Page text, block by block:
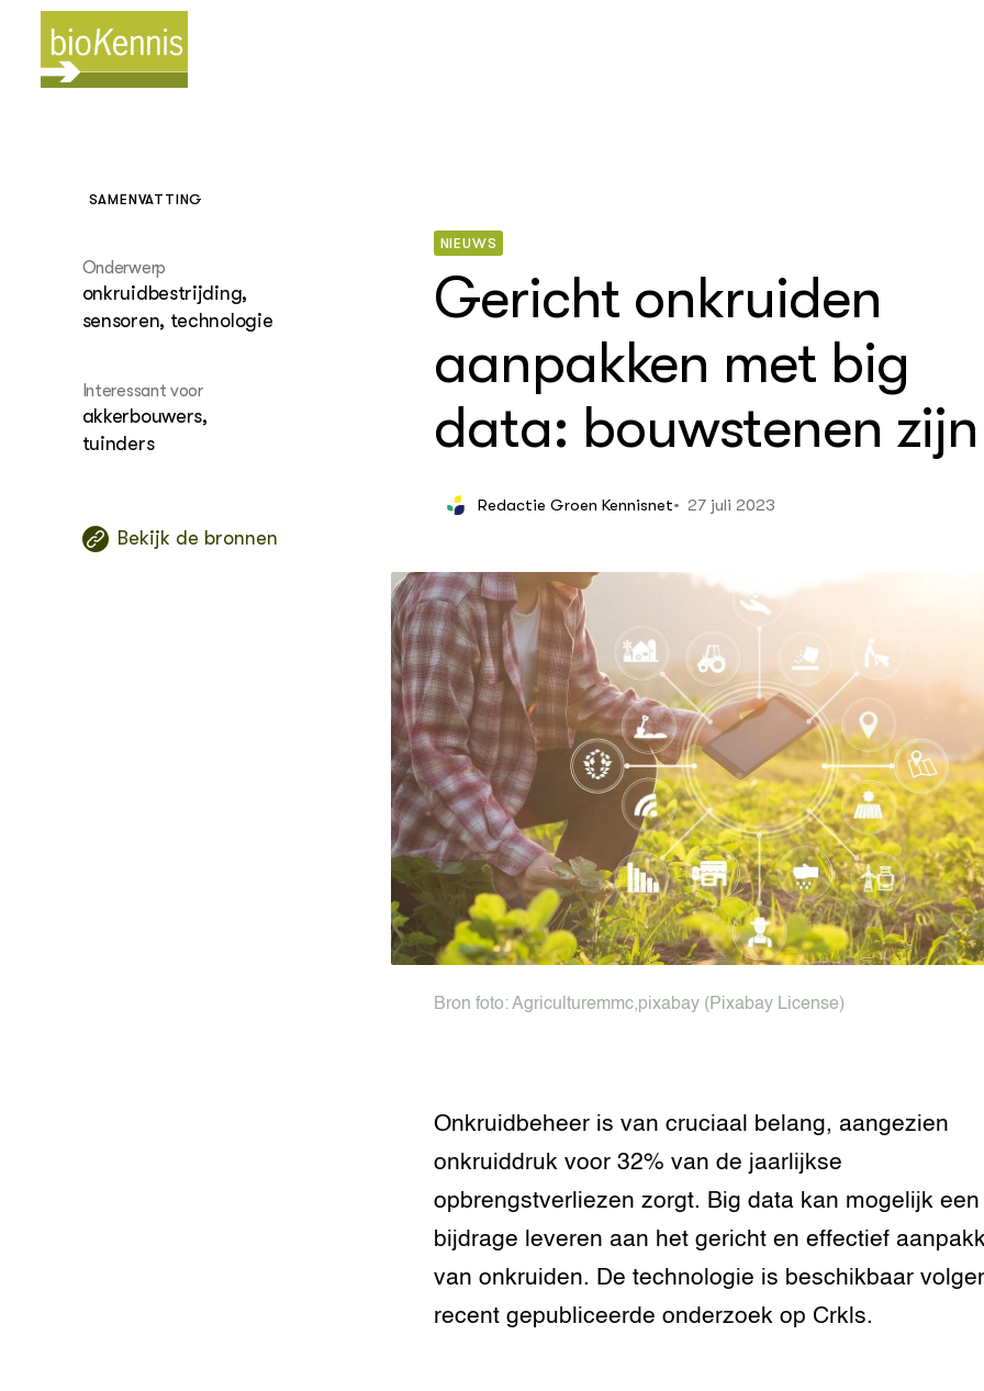
Thema's
(Bloem)bollenteelt
Akkerbouw en
vollegrondsgroenten:
stikstofbeheer
Biggensterfte in een
Conservering en opslag van
biologisch geteelde granen
als veevoer op het eigen
bedrijf
Knopkruid en
beheersingsmaatregelen
Omschakeling naar
biologische melkveehouderij
Phytophthora: Raskeuze en
maatregelen verhogen
teeltzekerheid
Leren Wiki Biologische landbouw
BioAcademy
SAMENVATTING
Onderwerp
onkruidbestrijding,
sensoren, technologie
Interessant voor
akkerbouwers,
tuinders
Bekijk de bronnen
NIEUWS
Gericht onkruiden
aanpakken met big
data: bouwstenen
Redactie Groen Kennisnet 27 juli 2023
Bron foto:Agriculturemmc,pixabay(Pixabay License)
Onkruidbeheer is van cruciaal belang, aangezien
onkruiddruk voor 32% van de jaarlijkse
opbrengstverliezen zorgt. Big data kan mogelijk een
bijdrage leveren aan het gericht en effectief
van onkruiden. De technologie is beschikbaar
recent gepubliceerde onderzoek op Crkls.